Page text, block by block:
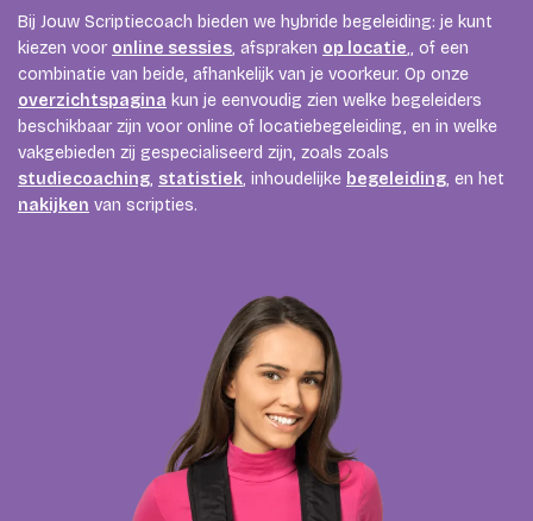
Bij Jouw Scriptiecoach bieden we hybride begeleiding: je kunt
kiezen voor online sessies, afspraken op locatie,, of een
combinatie van beide, afhankelijk van je voorkeur. Op onze
overzichtspagina kun je eenvoudig zien welke begeleiders
beschikbaar zijn voor online of locatiebegeleiding, en in welke
vakgebieden zij gespecialiseerd zijn, zoals zoals
studiecoaching, statistiek, inhoudelijke begeleiding, en het
nakijken van scripties.